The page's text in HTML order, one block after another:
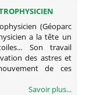
(Géoparc
a la tête un
Son travail
des astres et
de ces
Savoir plus...